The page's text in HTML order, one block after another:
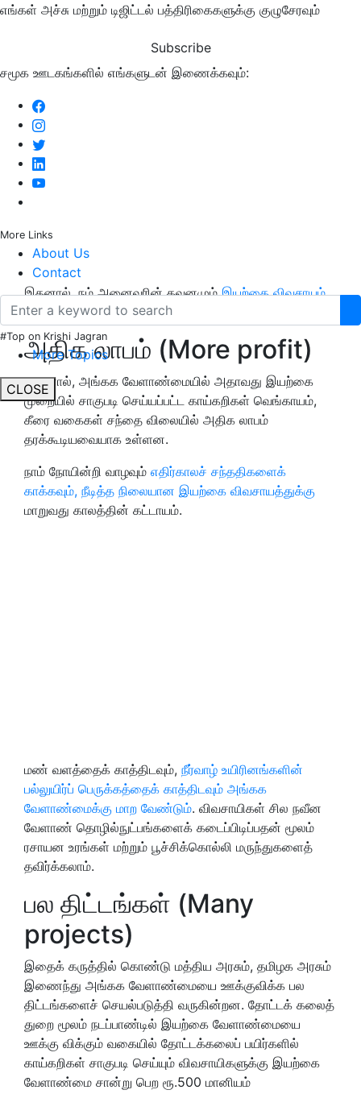
எங்கள் அச்சு மற்றும் டிஜிட்டல் பத்திரிகைகளுக்கு குழுசேரவும்
Subscribe
சமூக ஊடகங்களில் எங்களுடன் இணைக்கவும்:
More Links
About Us
Contact
#Top on Krishi Jagran
More Topics
CLOSE
இதனால், நம் அனைவரின் கவனமும்இயற்கை விவசாயம்
பக்கம் திரும்பி உள்ளது.
அதிக லாபம் (More profit)
அதனால், அங்கக வேளாண்மையில் அதாவது இயற்கை
முறையில் சாகுபடி செய்யப்பட்ட காய்கறிகள் வெங்காயம்,
கீரை வகைகள் சந்தை விலையில் அதிக லாபம்
தரக்கூடியவையாக உள்ளன.
நாம் நோயின்றி வாழவும் எதிர்காலச் சந்ததிகளைக்
காக்கவும், நீடித்த நிலையான இயற்கை விவசாயத்துக்கு
மாறுவது காலத்தின் கட்டாயம்.
மண் வளத்தைக் காத்திடவும், நீர்வாழ் உயிரினங்களின்
பல்லுயிர்ப் பெருக்கத்தைக் காத்திடவும் அங்கக
வேளாண்மைக்கு மாற வேண்டும். விவசாயிகள் சில நவீன
வேளாண் தொழில்நுட்பங்களைக் கடைப்பிடிப்பதன் மூலம்
ரசாயன உரங்கள் மற்றும் பூச்சிக்கொல்லி மருந்துகளைத்
தவிர்க்கலாம்.
பல திட்டங்கள் (Many
projects)
இதைக் கருத்தில் கொண்டு மத்திய அரசும், தமிழக அரசும்
இணைந்து அங்கக வேளாண்மையை ஊக்குவிக்க பல
திட்டங்களைச் செயல்படுத்தி வருகின்றன. தோட்டக் கலைத்
துறை மூலம் நடப்பாண்டில் இயற்கை வேளாண்மையை
ஊக்கு விக்கும் வகையில் தோட்டக்கலைப் பயிர்களில்
காய்கறிகள் சாகுபடி செய்யும் விவசாயிகளுக்கு இயற்கை
வேளாண்மை சான்று பெற ரூ.500 மானியம்